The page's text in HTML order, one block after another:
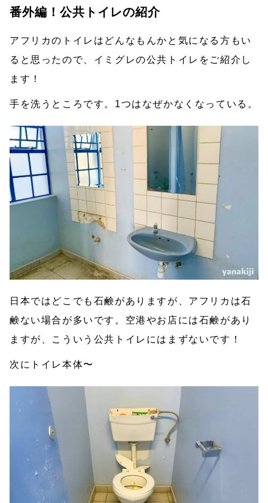
番外編！公共トイレの紹介
アフリカのトイレはどんなもんかと気になる方もい
ると思ったので、イミグレの公共トイレをご紹介し
ます！
手を洗うところです。1つはなぜかなくなっている。
日本ではどこでも石鹸がありますが、アフリカは石
鹸ない場合が多いです。空港やお店には石鹸があり
ますが、こういう公共トイレにはまずないです！
次にトイレ本体〜